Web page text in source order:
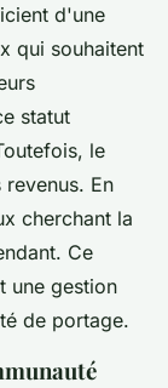
d'une
qui souhaitent
statut
le
En
cherchant la
Ce
une gestion
de portage.